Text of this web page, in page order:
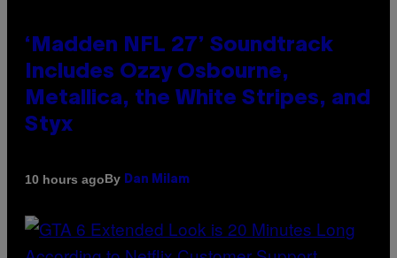
‘Madden NFL 27’ Soundtrack
Includes Ozzy Osbourne,
Metallica, the White Stripes, and
Styx
10 hours agoBy Dan Milam